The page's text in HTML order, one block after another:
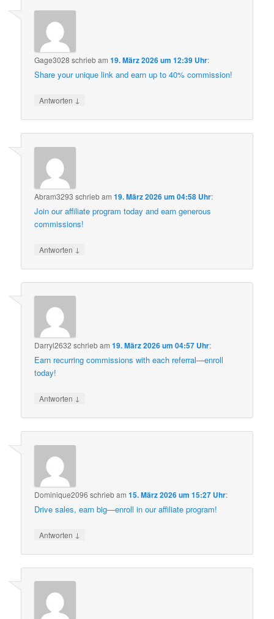
Gage3028 schriebam19. März 2026 um 12:39 Uhr:
Share your unique link and earn up to 40% commission!
Antworten ↓
Abram3293 schriebam19. März 2026 um 04:58 Uhr:
Join our affiliate program today and earn generous
commissions!
Antworten ↓
Darryl2632 schriebam19. März 2026 um 04:57 Uhr:
Earn recurring commissions with each referral—enroll
today!
Antworten ↓
Dominique2096 schriebam15. März 2026 um 15:27 Uhr:
Drive sales, earn big—enroll in our affiliate program!
Antworten ↓